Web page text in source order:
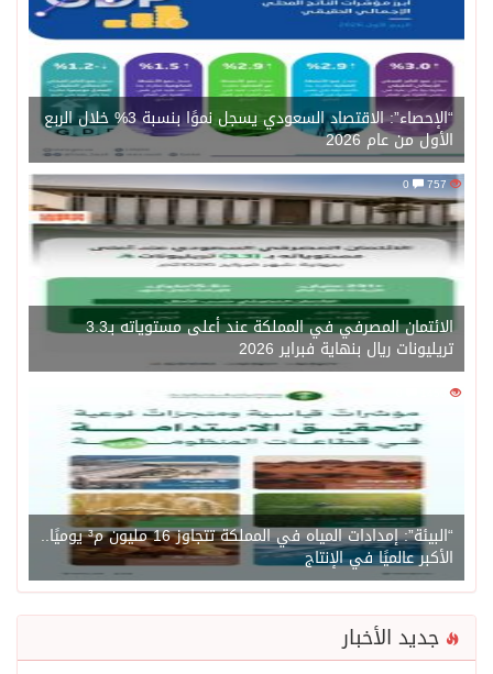
“الإحصاء”: الاقتصاد السعودي يسجل نموًا بنسبة 3% خلال الربع
الأول من عام 2026
757
0
الائتمان المصرفي في المملكة عند أعلى مستوياته بـ3.3
تريليونات ريال بنهاية فبراير 2026
1450
“البيئة”: إمدادات المياه في المملكة تتجاوز 16 مليون م³ يوميًا..
الأكبر عالميًا في الإنتاج
جديد الأخبار